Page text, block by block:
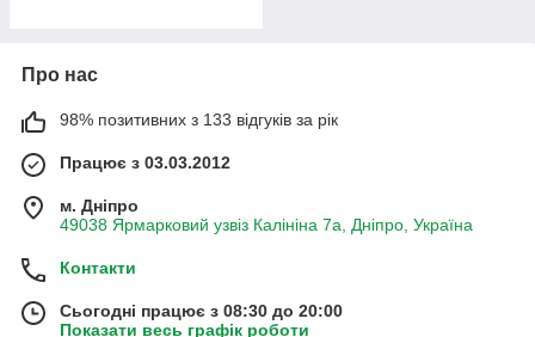
Про нас
98% позитивних з 133 відгуків за рік
Працює з 03.03.2012
м. Дніпро
49038 Ярмарковий узвіз Калініна 7а, Дніпро, Україна
Контакти
Сьогодні працює з 08:30 до 20:00
Показати весь графік роботи